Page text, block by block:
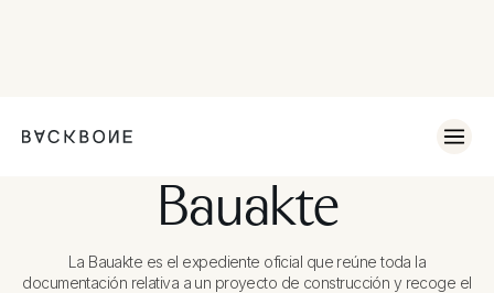
Bauakte
La Bauakte es el expediente oficial que reúne toda la
documentación relativa a un proyecto de construcción y recoge el